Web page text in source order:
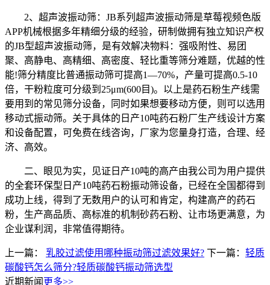
2、超声波振动筛：JB系列超声波振动筛是草莓视频色版
APP机械根据多年精细分级的经验，研制做拥有独立知识产权
的JB型超声波振动筛，是有效解决物料：强吸附性、易团
聚、高静电、高精细、高密度、轻比重等筛分难题，优越的性
能!筛分精度比普通振动筛可提高1—70%，产量可提高0.5-10
倍，干粉粒度可分级到25μm(600目)。以上是药石粉生产线需
要用到的常见筛分设备，同时如果想要移动方便，则可以选用
移动式振动筛。关于具体的日产10吨药石粉厂生产线设计方案
和设备配置，可免费在线咨询，厂家为您量身打造，合理、经
济、高效。
二、眼见为实，见证日产10吨的高产由我公司为用户提供
的全套环保型日产10吨药石粉振动筛设备，已经在全国都得到
成功上线，得到了无数用户的认可和肯定，构建高产的药石
粉，生产高品质、高标准的机制砂药石粉、让市场更满意，为
企业谋利润，非常值得期待。
上一篇： 乳胶过滤使用哪种振动筛过滤效果好? 下一篇： 轻质
碳酸钙怎么筛分?轻质碳酸钙振动筛选型
近期新闻 更多>>